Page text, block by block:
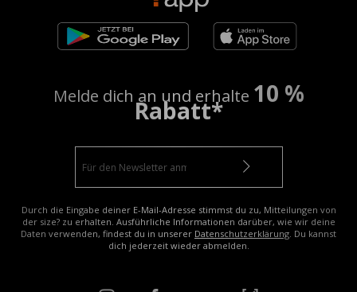
Melde dich an und erhalte 10 %
Rabatt*
Durch die Eingabe deiner E-Mail-Adresse stimmst du zu, Mitteilungen von
der size? zu erhalten. Ausführliche Informationen darüber, wie wir deine
Daten verwenden, findest du in unserer Datenschutzerklärung. Du kannst
dich jederzeit wieder abmelden.